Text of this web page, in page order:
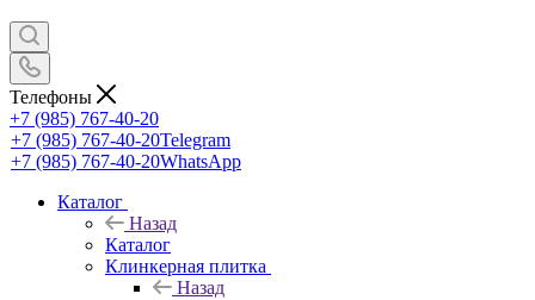
Телефоны
+7 (985) 767-40-20
+7 (985) 767-40-20Telegram
+7 (985) 767-40-20WhatsApp
Каталог
Назад
Каталог
Клинкерная плитка
Назад